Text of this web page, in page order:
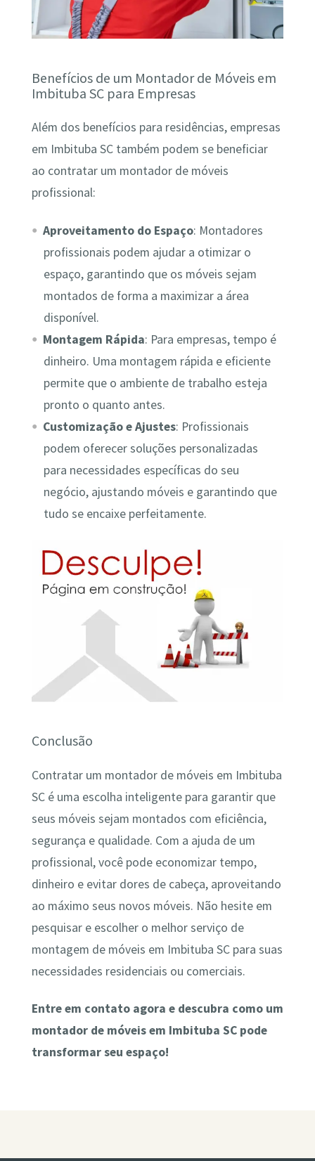
Benefícios de um Montador de Móveis em
Imbituba SC para Empresas
Além dos benefícios para residências, empresas
em Imbituba SC também podem se beneficiar
ao contratar um montador de móveis
profissional:
Aproveitamento do Espaço: Montadores
profissionais podem ajudar a otimizar o
espaço, garantindo que os móveis sejam
montados de forma a maximizar a área
disponível.
Montagem Rápida: Para empresas, tempo é
dinheiro. Uma montagem rápida e eficiente
permite que o ambiente de trabalho esteja
pronto o quanto antes.
Customização e Ajustes: Profissionais
podem oferecer soluções personalizadas
para necessidades específicas do seu
negócio, ajustando móveis e garantindo que
tudo se encaixe perfeitamente.
Conclusão
Contratar um montador de móveis em Imbituba
SC é uma escolha inteligente para garantir que
seus móveis sejam montados com eficiência,
segurança e qualidade. Com a ajuda de um
profissional, você pode economizar tempo,
dinheiro e evitar dores de cabeça, aproveitando
ao máximo seus novos móveis. Não hesite em
pesquisar e escolher o melhor serviço de
montagem de móveis em Imbituba SC para suas
necessidades residenciais ou comerciais.
Entre em contato agora e descubra como um
montador de móveis em Imbituba SC pode
transformar seu espaço!